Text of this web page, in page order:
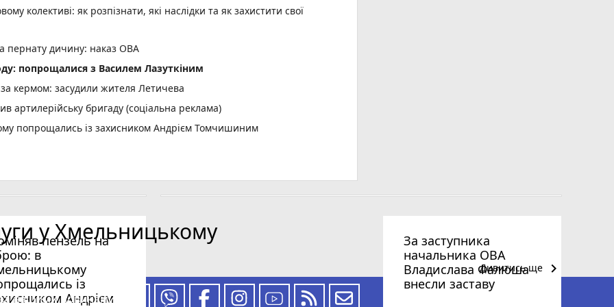
колективі: як розпізнати, які наслідки та як захистити свої
пернату дичину: наказ ОВА
попрощалися з Василем Лазуткіним
кермом: засудили жителя Летичева
артилерійську бригаду (соціальна реклама)
попрощались із захисником Андрієм Томчишиним
та коледжів Хмельниччини
умови праці та зарплата
за 3,5 млн і що саме там зроблять
з потерпілим біля Правдівки й втік
пензель на
в
із
Андрієм
За заступника
начальника ОВА
Владислава Фалюша
внесли заставу
у Хмельницькому
Дивитись ще keyboard_arrow_right
за нашими новинами